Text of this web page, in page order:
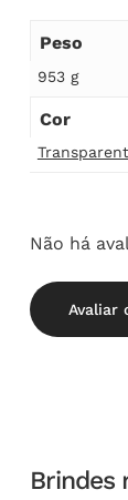
Peso
953 g
Cor
Não há
Avaliar
Brindes